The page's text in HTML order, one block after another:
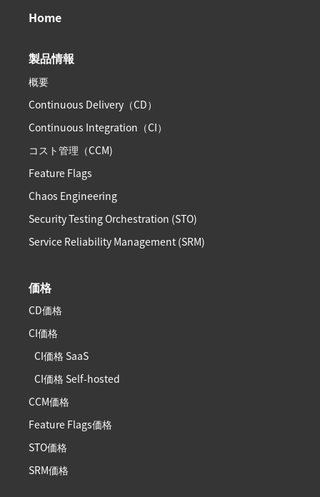
Home
製品情報
概要
Continuous Delivery（CD）
Continuous Integration（CI）
コスト管理（CCM)
Feature Flags
Chaos Engineering
Security Testing Orchestration (STO)
Service Reliability Management (SRM)
価格
CD価格
CI価格
CI価格 SaaS
CI価格 Self-hosted
CCM価格
Feature Flags価格
STO価格
SRM価格